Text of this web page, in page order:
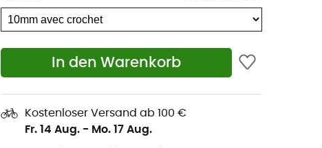
In den Warenkorb
Kostenloser Versand ab 100 €
Fr. 14 Aug. - Mo. 17 Aug.